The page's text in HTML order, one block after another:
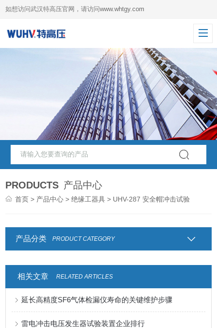
如想访问武汉特高压官网，请访问www.whtgy.com
PRODUCTS 产品中心
首页 > 产品中心 >绝缘工器具 > UHV-287 安全帽冲击试验
产品分类 PRODUCT CATEGORY
相关文章 RELATED ARTICLES
延长高精度SF6气体检漏仪寿命的关键维护步骤
雷电冲击电压发生器试验装置企业排行